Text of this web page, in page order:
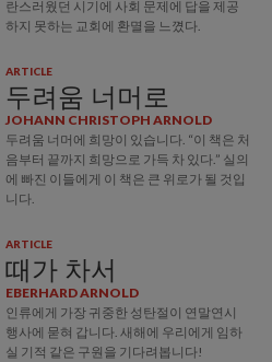
란스러웠던 시기에 사회 문제에 답을 제공
하지 못하는 교회에 환멸을 느꼈다.
ARTICLE
두려움 너머로
JOHANN CHRISTOPH ARNOLD
두려움 너머에 희망이 있습니다. “이 책은 처
음부터 끝까지 희망으로 가득 차 있다.” 실의
에 빠진 이들에게 이 책은 큰 위로가 될 것입
니다.
ARTICLE
때가 차서
EBERHARD ARNOLD
인류에게 가장 귀중한 성탄절이 연말연시
행사에 묻혀 갑니다. 새해에 우리에게 임하
실 기적 같은 구원을 기다려봅니다!